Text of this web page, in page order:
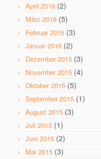
April 2016 (2)
März 2016 (5)
Februar 2016 (3)
Januar 2016 (2)
Dezember 2015 (3)
November 2015 (4)
Oktober 2015 (5)
September 2015 (1)
August 2015 (3)
Juli 2015 (1)
Juni 2015 (2)
Mai 2015 (3)